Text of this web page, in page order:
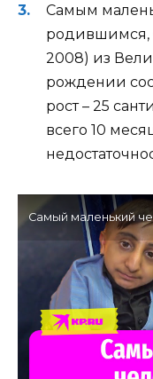
Самым
родившимся,
2008) из
рождении
рост – 25
всего 10